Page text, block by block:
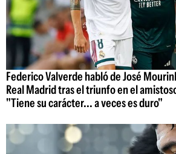
Federico Valverde habló de José
Real Madrid tras el triunfo en el
"Tiene su carácter... a veces es duro"